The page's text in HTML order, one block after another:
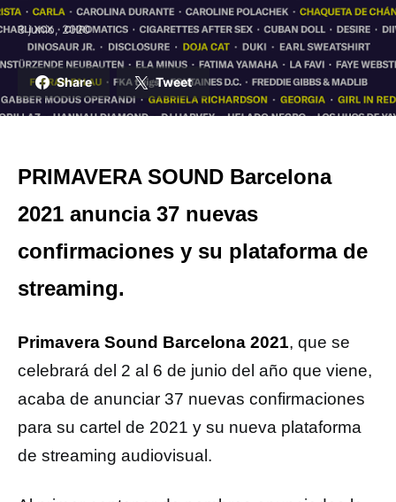
Posted on
3 junio, 2020
Share Tweet
PRIMAVERA SOUND Barcelona
2021 anuncia 37 nuevas
confirmaciones y su plataforma de
streaming.
Primavera Sound Barcelona 2021, que se
celebrará del 2 al 6 de junio del año que viene,
acaba de anunciar 37 nuevas confirmaciones
para su cartel de 2021 y su nueva plataforma
de streaming audiovisual.